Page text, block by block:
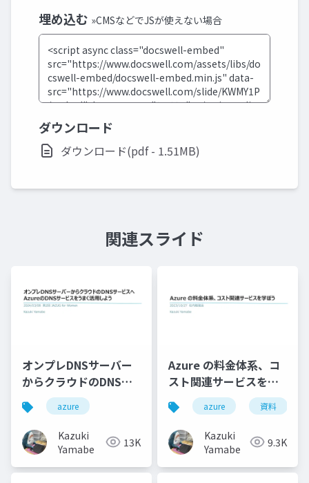
埋め込む »CMSなどでJSが使えない場合
ダウンロード
ダウンロード(pdf - 1.51MB)
関連スライド
オンプレDNSサーバー
からクラウドのDNSサ
ービスへAzureのDNS
サービスをうまく活用
しよう
azure
Kazuki
Yamabe
13K
Azure の料金体系、コ
スト関連サービスを学
ぼう
azure 資料
Kazuki
Yamabe
9.3K